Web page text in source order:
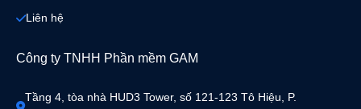
Liên hệ
Công ty TNHH Phần mềm GAM
Tầng 4, tòa nhà HUD3 Tower, số 121-123 Tô Hiệu, P.